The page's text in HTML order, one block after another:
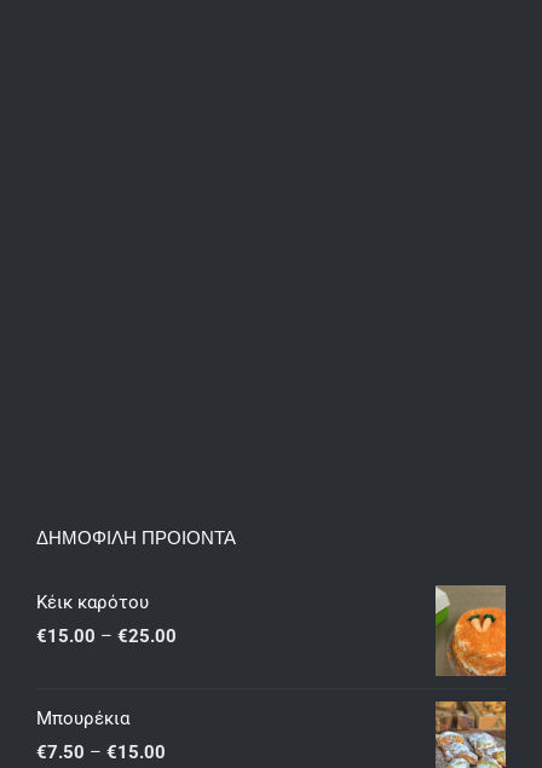
ΔΗΜΟΦΙΛΗ ΠΡΟΙΟΝΤΑ
Κέικ καρότου
€15.00 – €25.00
Μπουρέκια
€7.50 – €15.00